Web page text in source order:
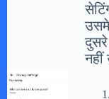
दुसरे